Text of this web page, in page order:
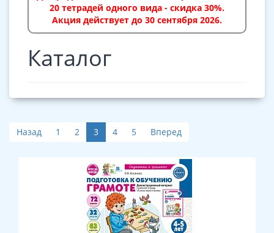
20 тетрадей одного вида - скидка 30%.
Акция действует до 30 сентября 2026.
Каталог
Назад 1 2 3 4 5 Вперед